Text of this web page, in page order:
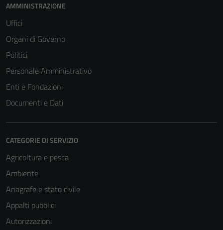
AMMINISTRAZIONE
Uffici
Organi di Governo
Politici
Personale Amministrativo
Enti e Fondazioni
Documenti e Dati
CATEGORIE DI SERVIZIO
Agricoltura e pesca
Ambiente
Anagrafe e stato civile
Appalti pubblici
Autorizzazioni